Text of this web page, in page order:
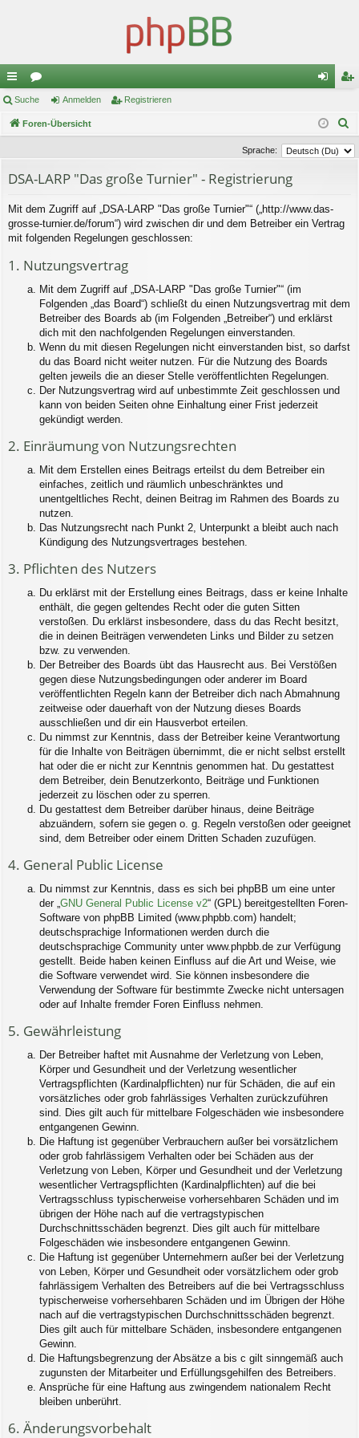
ch
ne
ug
or
en m
el
ist
rie
Suche Anmelden Registrieren
Foren-Übersicht
c
Sprache:
DSA-LARP "Das große Turnier" - Registrierung
Mit dem Zugriff auf „DSA-LARP "Das große Turnier"“ („http://www.das-
grosse-turnier.de/forum“) wird zwischen dir und dem Betreiber ein Vertrag
mit folgenden Regelungen geschlossen:
1. Nutzungsvertrag
Mit dem Zugriff auf „DSA-LARP "Das große Turnier"“ (im
Folgenden „das Board“) schließt du einen Nutzungsvertrag mit dem
Betreiber des Boards ab (im Folgenden „Betreiber“) und erklärst
dich mit den nachfolgenden Regelungen einverstanden.
Wenn du mit diesen Regelungen nicht einverstanden bist, so darfst
du das Board nicht weiter nutzen. Für die Nutzung des Boards
gelten jeweils die an dieser Stelle veröffentlichten Regelungen.
Der Nutzungsvertrag wird auf unbestimmte Zeit geschlossen und
kann von beiden Seiten ohne Einhaltung einer Frist jederzeit
gekündigt werden.
2. Einräumung von Nutzungsrechten
Mit dem Erstellen eines Beitrags erteilst du dem Betreiber ein
einfaches, zeitlich und räumlich unbeschränktes und
unentgeltliches Recht, deinen Beitrag im Rahmen des Boards zu
nutzen.
Das Nutzungsrecht nach Punkt 2, Unterpunkt a bleibt auch nach
Kündigung des Nutzungsvertrages bestehen.
3. Pflichten des Nutzers
Du erklärst mit der Erstellung eines Beitrags, dass er keine Inhalte
enthält, die gegen geltendes Recht oder die guten Sitten
verstoßen. Du erklärst insbesondere, dass du das Recht besitzt,
die in deinen Beiträgen verwendeten Links und Bilder zu setzen
bzw. zu verwenden.
Der Betreiber des Boards übt das Hausrecht aus. Bei Verstößen
gegen diese Nutzungsbedingungen oder anderer im Board
veröffentlichten Regeln kann der Betreiber dich nach Abmahnung
zeitweise oder dauerhaft von der Nutzung dieses Boards
ausschließen und dir ein Hausverbot erteilen.
Du nimmst zur Kenntnis, dass der Betreiber keine Verantwortung
für die Inhalte von Beiträgen übernimmt, die er nicht selbst erstellt
hat oder die er nicht zur Kenntnis genommen hat. Du gestattest
dem Betreiber, dein Benutzerkonto, Beiträge und Funktionen
jederzeit zu löschen oder zu sperren.
Du gestattest dem Betreiber darüber hinaus, deine Beiträge
abzuändern, sofern sie gegen o. g. Regeln verstoßen oder geeignet
sind, dem Betreiber oder einem Dritten Schaden zuzufügen.
4. General Public License
Du nimmst zur Kenntnis, dass es sich bei phpBB um eine unter
der „GNU General Public License v2“ (GPL) bereitgestellten Foren-
Software von phpBB Limited (www.phpbb.com) handelt;
deutschsprachige Informationen werden durch die
deutschsprachige Community unter www.phpbb.de zur Verfügung
gestellt. Beide haben keinen Einfluss auf die Art und Weise, wie
die Software verwendet wird. Sie können insbesondere die
Verwendung der Software für bestimmte Zwecke nicht untersagen
oder auf Inhalte fremder Foren Einfluss nehmen.
5. Gewährleistung
Der Betreiber haftet mit Ausnahme der Verletzung von Leben,
Körper und Gesundheit und der Verletzung wesentlicher
Vertragspflichten (Kardinalpflichten) nur für Schäden, die auf ein
vorsätzliches oder grob fahrlässiges Verhalten zurückzuführen
sind. Dies gilt auch für mittelbare Folgeschäden wie insbesondere
entgangenen Gewinn.
Die Haftung ist gegenüber Verbrauchern außer bei vorsätzlichem
oder grob fahrlässigem Verhalten oder bei Schäden aus der
Verletzung von Leben, Körper und Gesundheit und der Verletzung
wesentlicher Vertragspflichten (Kardinalpflichten) auf die bei
Vertragsschluss typischerweise vorhersehbaren Schäden und im
übrigen der Höhe nach auf die vertragstypischen
Durchschnittsschäden begrenzt. Dies gilt auch für mittelbare
Folgeschäden wie insbesondere entgangenen Gewinn.
Die Haftung ist gegenüber Unternehmern außer bei der Verletzung
von Leben, Körper und Gesundheit oder vorsätzlichem oder grob
fahrlässigem Verhalten des Betreibers auf die bei Vertragsschluss
typischerweise vorhersehbaren Schäden und im Übrigen der Höhe
nach auf die vertragstypischen Durchschnittsschäden begrenzt.
Dies gilt auch für mittelbare Schäden, insbesondere entgangenen
Gewinn.
Die Haftungsbegrenzung der Absätze a bis c gilt sinngemäß auch
zugunsten der Mitarbeiter und Erfüllungsgehilfen des Betreibers.
Ansprüche für eine Haftung aus zwingendem nationalem Recht
bleiben unberührt.
6. Änderungsvorbehalt